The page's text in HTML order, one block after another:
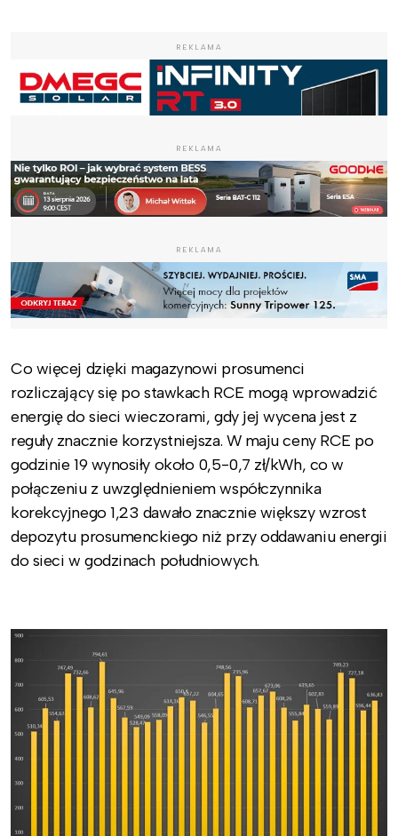
REKLAMA
REKLAMA
REKLAMA
Co więcej dzięki magazynowi prosumenci
rozliczający się po stawkach RCE mogą wprowadzić
energię do sieci wieczorami, gdy jej wycena jest z
reguły znacznie korzystniejsza. W maju ceny RCE po
godzinie 19 wynosiły około 0,5-0,7 zł/kWh, co w
połączeniu z uwzględnieniem współczynnika
korekcyjnego 1,23 dawało znacznie większy wzrost
depozytu prosumenckiego niż przy oddawaniu energii
do sieci w godzinach południowych.